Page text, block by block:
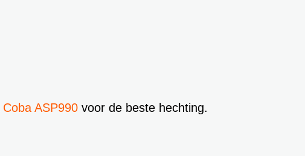
Coba ASP990 voor de beste hechting.